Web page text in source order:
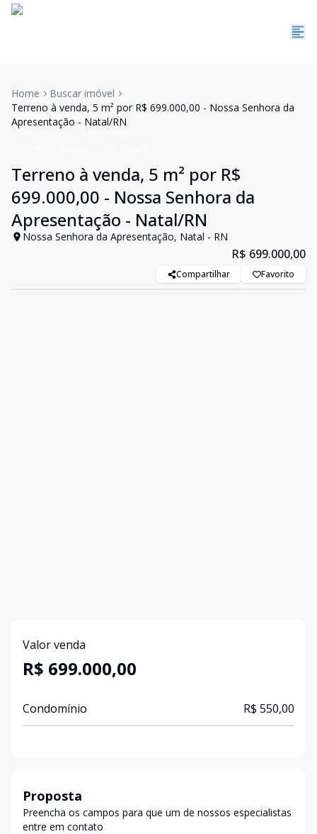
Home
Buscar imóvel
Terreno à venda, 5 m² por R$ 699.000,00 - Nossa Senhora da
Apresentação - Natal/RN
Terreno à venda, 5 m² por R$
699.000,00 - Nossa Senhora da
Apresentação - Natal/RN
Nossa Senhora da Apresentação, Natal - RN
R$ 699.000,00
Compartilhar Favorito
Valor venda
R$ 699.000,00
Condomínio R$ 550,00
Proposta
Preencha os campos para que um de nossos especialistas
entre em contato